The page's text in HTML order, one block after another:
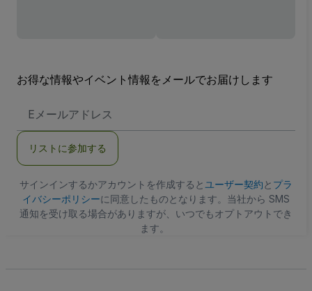
お得な情報やイベント情報をメールでお届けします
メ
ア
ス
リストに参加する
サインインするかアカウントを作成すると ユーザー契約と プラ
イバシーポリシーに同意したものとなります。当社から SMS
通知を受け取る場合がありますが、いつでもオプトアウトでき
ます。